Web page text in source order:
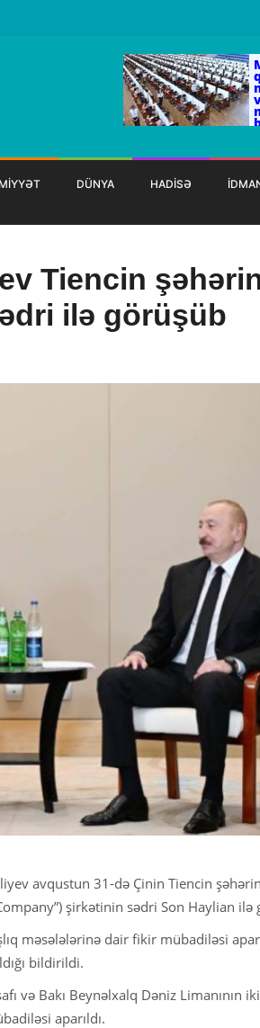
DÜNYA HADİSƏ
Tiencin
ilə görüşüb
avqustun 31-də Çinin Tiencin
şirkətinin sədri Son Haylian ilə
məsələlərinə dair fikir mübadiləsi
bildirildi.
və Bakı Beynəlxalq Dəniz Limanının
aparıldı.